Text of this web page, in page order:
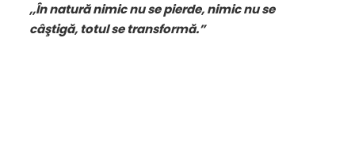
,,În natură nimic nu se pierde, nimic nu se
câştigă, totul se transformă.”